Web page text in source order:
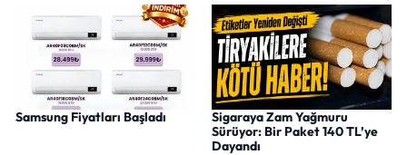
Samsung Fiyatları Başladı
Sigaraya Zam Yağmuru
Sürüyor: Bir Paket 140 TL’ye
Dayandı